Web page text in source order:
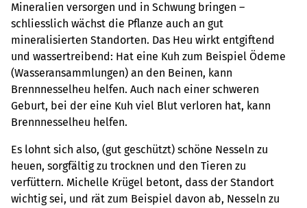
Mineralien versorgen und in Schwung bringen –
schliesslich wächst die Pflanze auch an gut
mineralisierten Standorten. Das Heu wirkt entgiftend
und wassertreibend: Hat eine Kuh zum Beispiel Ödeme
(Wasseransammlungen) an den Beinen, kann
Brennnesselheu helfen. Auch nach einer schweren
Geburt, bei der eine Kuh viel Blut verloren hat, kann
Brennnesselheu helfen.
Es lohnt sich also, (gut geschützt) schöne Nesseln zu
heuen, sorgfältig zu trocknen und den Tieren zu
verfüttern. Michelle Krügel betont, dass der Standort
wichtig sei, und rät zum Beispiel davon ab, Nesseln zu